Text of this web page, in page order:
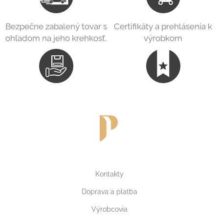
Bezpečne zabalený tovar s
ohľadom na jeho krehkosť.
Certifikáty a prehlásenia k
výrobkom
Kontakty
Doprava a platba
Výrobcovia